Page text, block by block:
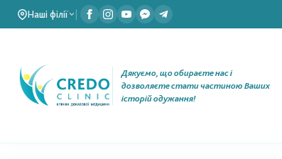
Наші філії |
Дякуємо, що обираєте нас і
дозволяєте стати частиною Ваших
історій одужання!